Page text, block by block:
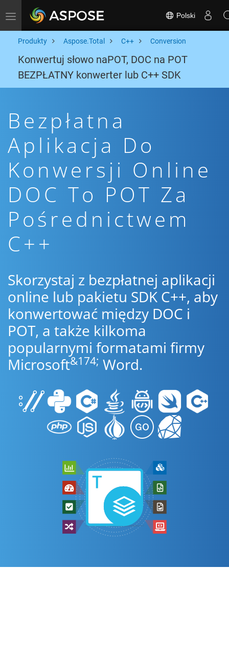
Toggle navigation Polski
Produkty Aspose.Total C++ Conversion
Konwertuj słowo naPOT, DOC na POT
BEZPŁATNY konwerter lub C++ SDK
Bezpłatna
Aplikacja Do
Konwersji Online
DOC To POT Za
Pośrednictwem
C++
Skorzystaj z bezpłatnej aplikacji
online lub pakietu SDK C++, aby
konwertować między DOC i
POT, a także kilkoma
popularnymi formatami firmy
Microsoft&174; Word.